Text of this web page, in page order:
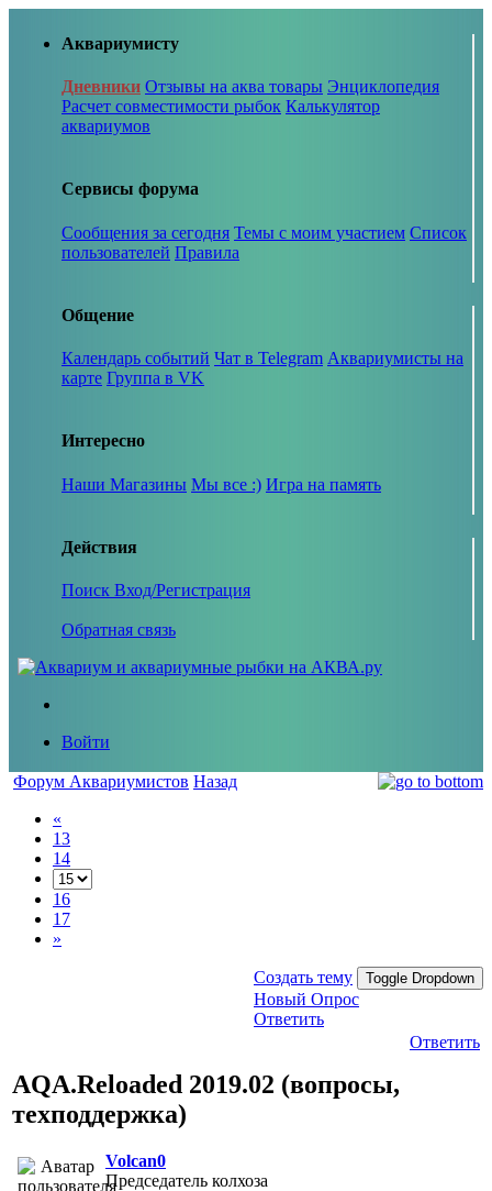
Аквариумисту
Дневники Отзывы на аква товары Энциклопедия
Расчет совместимости рыбок Калькулятор
аквариумов
Сервисы форума
Сообщения за сегодня Темы с моим участием Список
пользователей Правила
Общение
Календарь событий Чат в Telegram Аквариумисты на
карте Группа в VK
Интересно
Наши Магазины Мы все :) Игра на память
Действия
Поиск Вход/Регистрация
Обратная связь
Войти
Форум Аквариумистов Назад
«
13
14
16
17
»
Создать тему Toggle Dropdown
Новый Опрос
Ответить
Ответить
AQA.Reloaded 2019.02 (вопросы,
техподдержка)
Volcan0
Председатель колхоза